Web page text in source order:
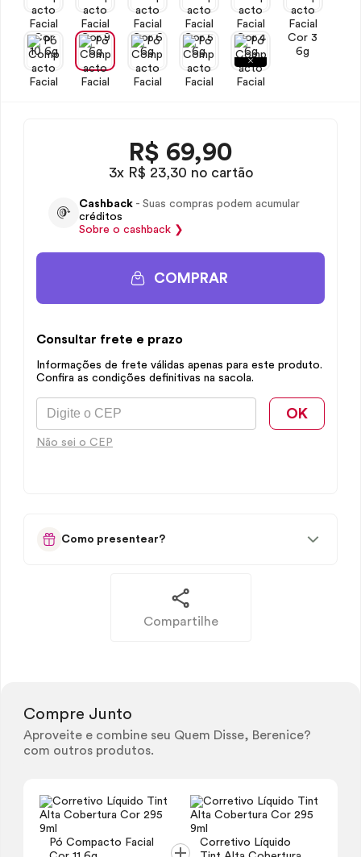
R$ 69,90
3x R$ 23,30 no cartão
Cashback - Suas compras podem acumular
créditos
Sobre o cashback ❯
COMPRAR
Consultar frete e prazo
Informações de frete válidas apenas para este produto.
Confira as condições definitivas na sacola.
OK
Não sei o CEP
Como presentear?
Compartilhe
Compre Junto
Aproveite e combine seu Quem Disse, Berenice?
com outros produtos.
Pó Compacto Facial
Corretivo Líquido